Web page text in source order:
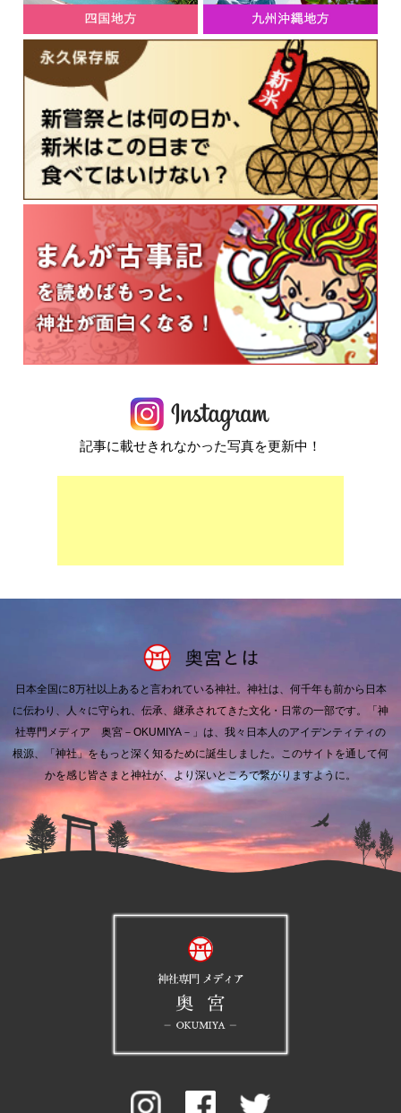
記事に載せきれなかった写真を更新中！
日本全国に8万社以上あると言われている神社。 神社は、何千年も前から日本
に伝わり、人々に守られ、伝承、継承されてきた文化・日常の一部です。
「神
社専門メディア 奥宮－OKUMIYA－」は、我々日本人のアイデンティティの
根源、「神社」をもっと深く知るために誕生しました。 このサイトを通して何
かを感じ皆さまと神社が、より深いところで繋がりますように。